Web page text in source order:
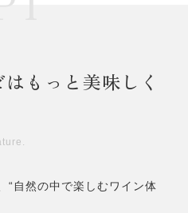
もっと美味しく
“自然の中で楽しむワイン体